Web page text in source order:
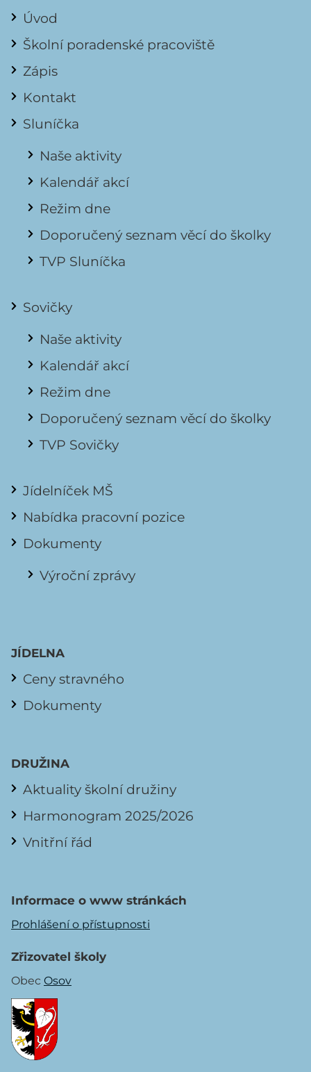
Úvod
Školní poradenské pracoviště
Zápis
Kontakt
Sluníčka
Naše aktivity
Kalendář akcí
Režim dne
Doporučený seznam věcí do školky
TVP Sluníčka
Sovičky
Naše aktivity
Kalendář akcí
Režim dne
Doporučený seznam věcí do školky
TVP Sovičky
Jídelníček MŠ
Nabídka pracovní pozice
Dokumenty
Výroční zprávy
JÍDELNA
Ceny stravného
Dokumenty
DRUŽINA
Aktuality školní družiny
Harmonogram 2025/2026
Vnitřní řád
Informace o www stránkách
Prohlášení o přístupnosti
Zřizovatel školy
Obec Osov